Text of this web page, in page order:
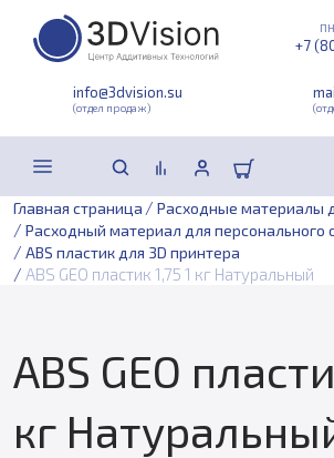
info@3dvision.su
(отдел продаж)
+7
Главная страница / Расходные материалы
/ Расходный материал для персонального
/ ABS пластик для 3D принтера
/ ABS GEO пластик 1,75 1 кг Натуральный
ABS GEO
кг